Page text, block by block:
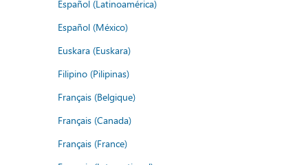
Español (Latinoamérica)
Español (México)
Euskara (Euskara)
Filipino (Pilipinas)
Français (Belgique)
Français (Canada)
Français (France)